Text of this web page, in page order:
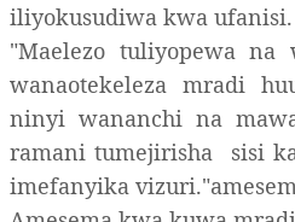
iliyokusudiwa kwa ufanisi.
"Maelezo tuliyopewa
wanaotekeleza mradi
ninyi wananchi na
ramani tumejirisha sisi
imefanyika